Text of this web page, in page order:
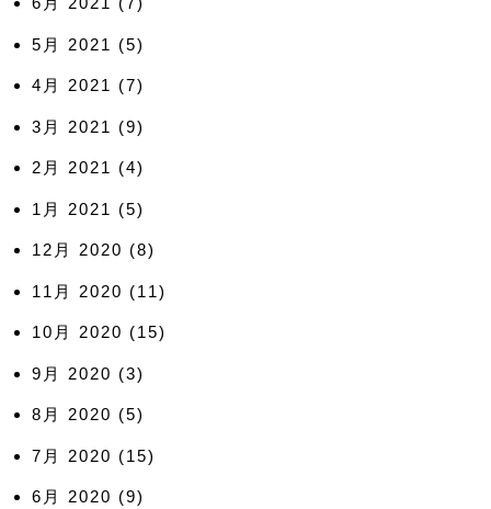
5月 2021 (5)
4月 2021 (7)
3月 2021 (9)
2月 2021 (4)
1月 2021 (5)
12月 2020 (8)
11月 2020 (11)
10月 2020 (15)
9月 2020 (3)
8月 2020 (5)
7月 2020 (15)
6月 2020 (9)